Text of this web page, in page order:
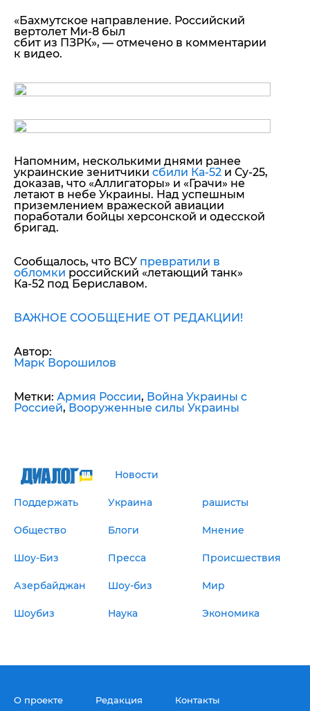
«Бахмутское направление. Российский
вертолет Ми-8 был
сбит из ПЗРК», — отмечено в комментарии
к видео.
Напомним, несколькими днями ранее
украинские зенитчики сбили Ка-52 и Су-25,
доказав, что «Аллигаторы» и «Грачи» не
летают в небе Украины. Над успешным
приземлением вражеской авиации
поработали бойцы херсонской и одесской
бригад.
Сообщалось, что ВСУ превратили в
обломки российский «летающий танк»
Ка-52 под Бериславом.
ВАЖНОЕ СООБЩЕНИЕ ОТ РЕДАКЦИИ!
Автор:
Марк Ворошилов
Метки: Армия России, Война Украины с
Россией, Вооруженные силы Украины
Новости
Поддержать Украина рашисты
Общество Блоги Мнение
Шоу-Биз Пресса Происшествия
Азербайджан Шоу-биз Мир
Шоубиз Наука Экономика
О проекте Редакция Контакты